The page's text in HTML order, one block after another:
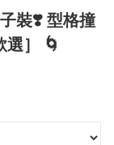
裝❣️ 型格撞
］ 🌀